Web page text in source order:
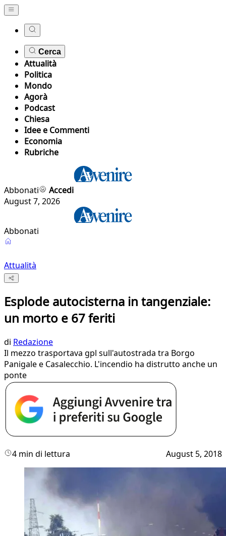
Cerca
Attualità
Politica
Mondo
Agorà
Podcast
Chiesa
Idee e Commenti
Economia
Rubriche
Abbonati
Accedi
August 7, 2026
Abbonati
Attualità
Esplode autocisterna in tangenziale:
un morto e 67 feriti
di Redazione
Il mezzo trasportava gpl sull'autostrada tra Borgo
Panigale e Casalecchio. L'incendio ha distrutto anche un
ponte
4 min di lettura August 5, 2018